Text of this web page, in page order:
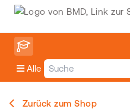
Alle
Zurück zum Shop